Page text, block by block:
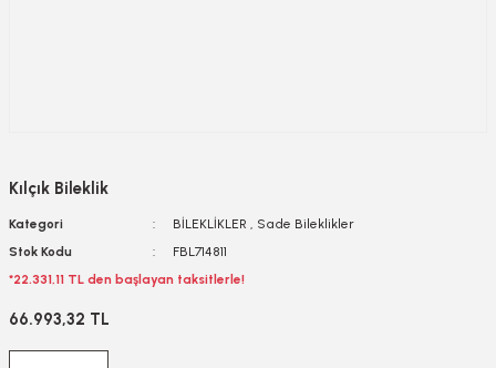
Kılçık Bileklik
Kategori BİLEKLİKLER , Sade Bileklikler
Stok Kodu
FBL714811
*22.331,11 TL den başlayan taksitlerle!
66.993,32 TL